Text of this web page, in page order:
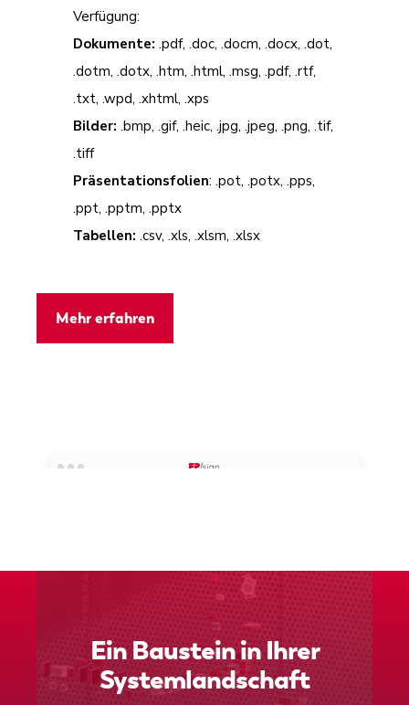
Verfügung:
Dokumente: .pdf, .doc, .docm, .docx, .dot,
.dotm, .dotx, .htm, .html, .msg, .pdf, .rtf,
.txt, .wpd, .xhtml, .xps
Bilder: .bmp, .gif, .heic, .jpg, .jpeg, .png, .tif,
.tiff
Präsentationsfolien: .pot, .potx, .pps,
.ppt, .pptm, .pptx
Tabellen: .csv, .xls, .xlsm, .xlsx
Mehr erfahren
Empfänger festlegen
Definieren Sie Ihre Empfänger und legen
Sie den Ablauf Ihres
Unterschreiben und
versenden
Platzieren Sie Ihre Unterschrift und die
Ein Baustein in Ihrer
Systemlandschaft